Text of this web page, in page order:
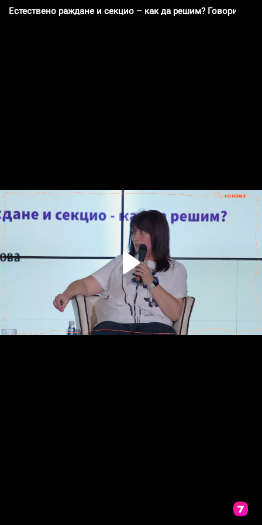
Естествено раждане и секцио – как да решим? Говори